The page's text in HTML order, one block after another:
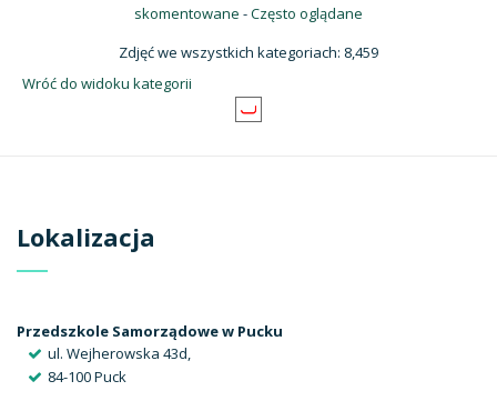
skomentowane -Często oglądane
Zdjęć we wszystkich kategoriach: 8,459
Wróć do widoku kategorii
Lokalizacja
Przedszkole Samorządowe w Pucku
ul. Wejherowska 43d,
84-100 Puck